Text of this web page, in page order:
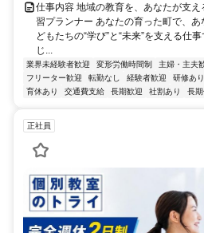
仕事内容 地域の教育を、あなたが支
習プランナー あなたの育った町で、
どもたちの“学び”と“未来”を支える仕
じ...
業界未経験者歓迎 変形労働時間制 主婦・主夫
フリーター歓迎
転勤なし 経験者歓迎 研修あり
育休あり
交通費支給 長期歓迎 社割あり 長
正社員